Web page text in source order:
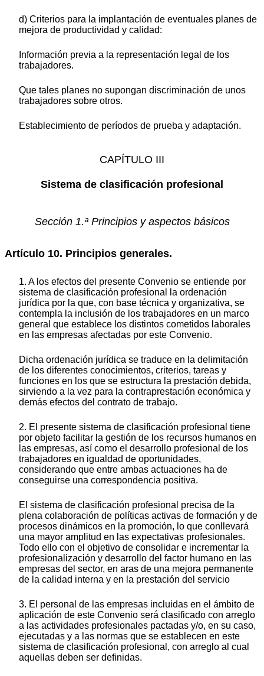
d) Criterios para la implantación de eventuales planes de
mejora de productividad y calidad:
Información previa a la representación legal de los
trabajadores.
Que tales planes no supongan discriminación de unos
trabajadores sobre otros.
Establecimiento de períodos de prueba y adaptación.
CAPÍTULO III
Sistema de clasificación profesional
Sección 1.ª Principios y aspectos básicos
Artículo 10. Principios generales.
1. A los efectos del presente Convenio se entiende por
sistema de clasificación profesional la ordenación
jurídica por la que, con base técnica y organizativa, se
contempla la inclusión de los trabajadores en un marco
general que establece los distintos cometidos laborales
en las empresas afectadas por este Convenio.
Dicha ordenación jurídica se traduce en la delimitación
de los diferentes conocimientos, criterios, tareas y
funciones en los que se estructura la prestación debida,
sirviendo a la vez para la contraprestación económica y
demás efectos del contrato de trabajo.
2. El presente sistema de clasificación profesional tiene
por objeto facilitar la gestión de los recursos humanos en
las empresas, así como el desarrollo profesional de los
trabajadores en igualdad de oportunidades,
considerando que entre ambas actuaciones ha de
conseguirse una correspondencia positiva.
El sistema de clasificación profesional precisa de la
plena colaboración de políticas activas de formación y de
procesos dinámicos en la promoción, lo que conllevará
una mayor amplitud en las expectativas profesionales.
Todo ello con el objetivo de consolidar e incrementar la
profesionalización y desarrollo del factor humano en las
empresas del sector, en aras de una mejora permanente
de la calidad interna y en la prestación del servicio
3. El personal de las empresas incluidas en el ámbito de
aplicación de este Convenio será clasificado con arreglo
a las actividades profesionales pactadas y/o, en su caso,
ejecutadas y a las normas que se establecen en este
sistema de clasificación profesional, con arreglo al cual
aquellas deben ser definidas.